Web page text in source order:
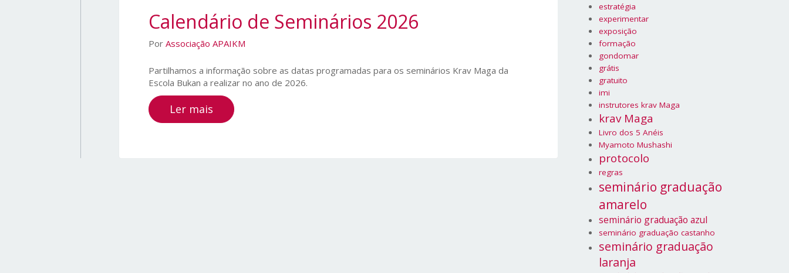
Calendário de Seminários 2026
Por Associação APAIKM
Partilhamos a informação sobre as datas programadas para os seminários Krav Maga da
Escola Bukan a realizar no ano de 2026.
Ler mais
estratégia
experimentar
exposição
formação
gondomar
grátis
gratuito
imi
instrutores krav Maga
krav Maga
Livro dos 5 Anéis
Myamoto Mushashi
protocolo
regras
seminário graduação
amarelo
seminário graduação azul
seminário graduação castanho
seminário graduação
laranja